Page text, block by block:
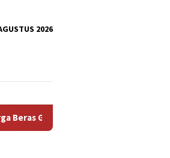
2026
Termahal di Indonesia,